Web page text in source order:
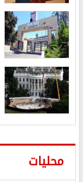
محليات